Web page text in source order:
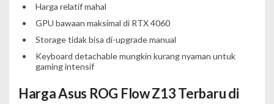
Harga relatif mahal
GPU bawaan maksimal di RTX 4060
Storage tidak bisa di-upgrade manual
Keyboard detachable mungkin kurang nyaman untuk
gaming intensif
Harga Asus ROG Flow Z13 Terbaru di